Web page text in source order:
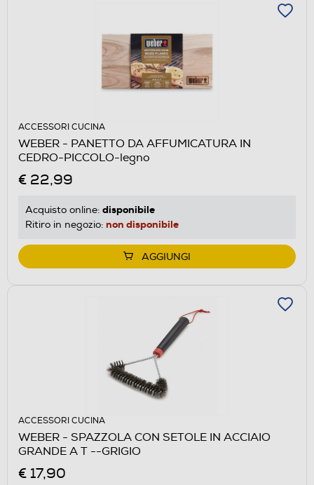
ACCESSORI CUCINA
WEBER - PANETTO DA AFFUMICATURA IN
CEDRO-PICCOLO-legno
€ 22,99
Acquisto online: disponibile
Ritiro in negozio: non disponibile
AGGIUNGI
ACCESSORI CUCINA
WEBER - SPAZZOLA CON SETOLE IN ACCIAIO
GRANDE A T --GRIGIO
€ 17,90